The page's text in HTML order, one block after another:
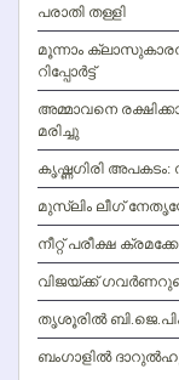
പരാതി തള്ളി
മൂന്നാം ക്ലാസുകാരന്
റിപ്പോര്‍ട്ട്
അമ്മാവനെ
മരിച്ചു
കൃഷ്ണഗിരി
മുസ്ലിം ലീഗ്
നീറ്റ് പരീക്ഷ
വിജയ്ക്ക്
തൃശൂരില്‍
ബംഗാളില്‍